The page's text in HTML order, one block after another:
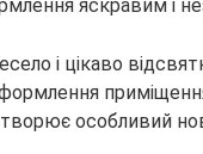
яскравим і
і цікаво
особливий